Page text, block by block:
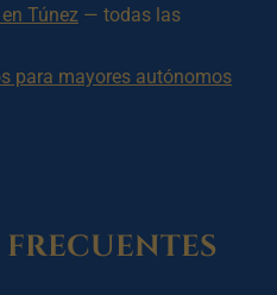
Túnez — todas las
para mayores autónomos
frecuentes